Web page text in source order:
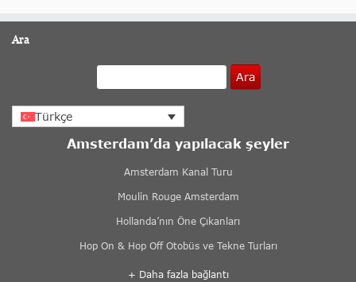
Ara
Ara
Türkçe
Amsterdam’da yapılacak şeyler
Amsterdam Kanal Turu
Moulin Rouge Amsterdam
Hollanda’nın Öne Çıkanları
Hop On & Hop Off Otobüs ve Tekne Turları
+ Daha fazla bağlantı